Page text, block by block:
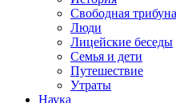
Свободная трибуна
Люди
Лицейские беседы
Семья и дети
Путешествие
Утраты
Наука